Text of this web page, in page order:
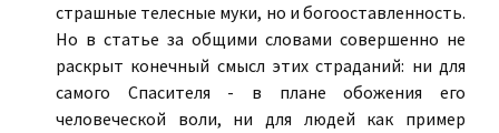
страшные телесные муки, но и богооставленность.
Но в статье за общими словами совершенно не
раскрыт конечный смысл этих страданий: ни для
самого Спасителя - в плане обожения его
человеческой воли, ни для людей как пример